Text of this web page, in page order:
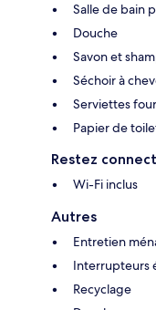
Salle de bain
Douche
Savon et
Séchoir à
Serviettes
Papier de
Restez
Wi-Fi inclus
Autres
Entretien
Interrupteurs
Recyclage